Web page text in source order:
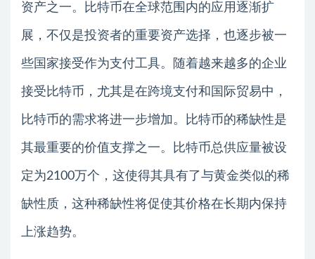
资产之一。比特币在全球范围内的应用逐渐扩
展，不仅是投资者的重要资产选择，也逐步被一
些国家接受作为支付工具。随着越来越多的企业
接受比特币，尤其是在跨境支付和国际贸易中，
比特币的需求将进一步增加。比特币的稀缺性是
其最重要的价值支撑之一。比特币总供应量被设
定为2100万个，这使得其具有了与黄金类似的稀
缺性质，这种稀缺性将促使其价格在长期内保持
上涨趋势。